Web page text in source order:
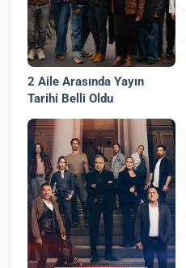
2 Aile Arasında Yayın
Tarihi Belli Oldu